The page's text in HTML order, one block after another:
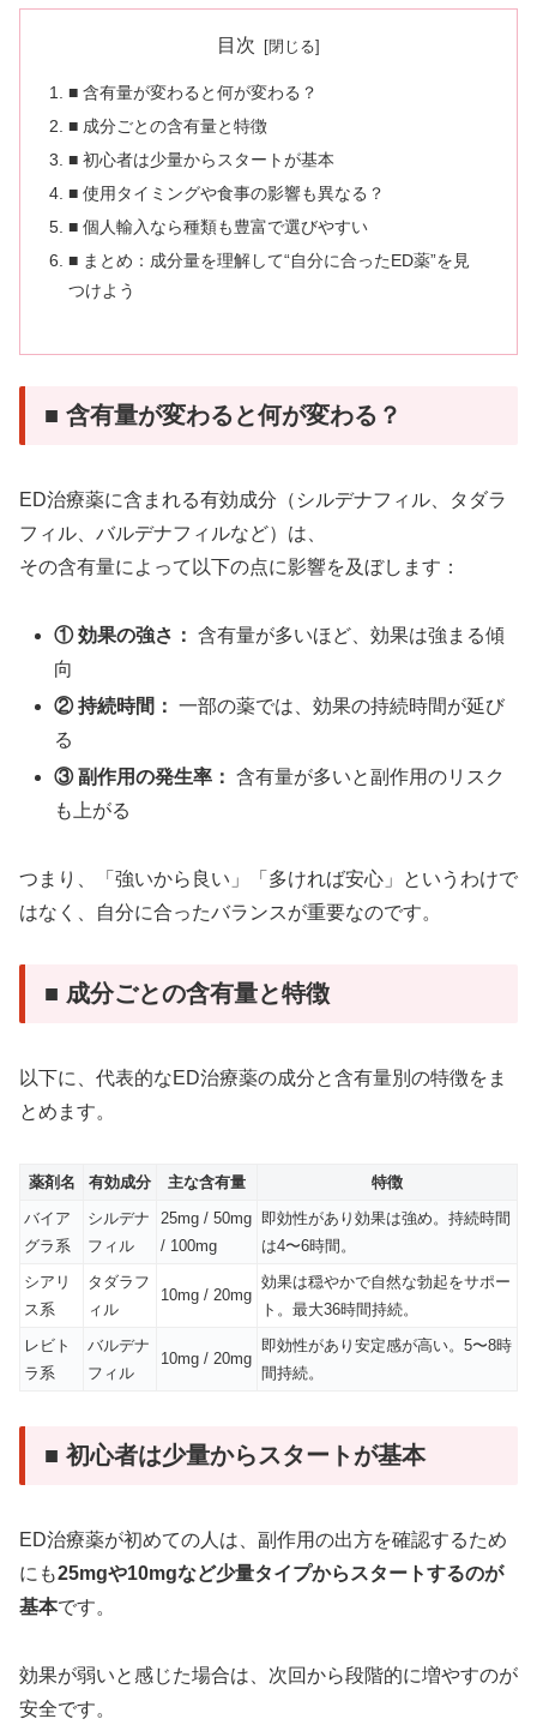
目次
■ 含有量が変わると何が変わる？
■ 成分ごとの含有量と特徴
■ 初心者は少量からスタートが基本
■ 使用タイミングや食事の影響も異なる？
■ 個人輸入なら種類も豊富で選びやすい
■ まとめ：成分量を理解して“自分に合ったED薬”を見
つけよう
■ 含有量が変わると何が変わる？
ED治療薬に含まれる有効成分（シルデナフィル、タダラ
フィル、バルデナフィルなど）は、
その含有量によって以下の点に影響を及ぼします：
① 効果の強さ： 含有量が多いほど、効果は強まる傾
向
② 持続時間： 一部の薬では、効果の持続時間が延び
る
③ 副作用の発生率： 含有量が多いと副作用のリスク
も上がる
つまり、「強いから良い」「多ければ安心」というわけで
はなく、自分に合ったバランスが重要なのです。
■ 成分ごとの含有量と特徴
以下に、代表的なED治療薬の成分と含有量別の特徴をま
とめます。
薬剤名 有効成分 主な含有量
特徴
バイア
グラ系
シルデナ
フィル
25mg / 50mg
/ 100mg
即効性があり効果は強め。持続時間
は4〜6時間。
シアリ
ス系
タダラフ
ィル
10mg / 20mg
効果は穏やかで自然な勃起をサポー
ト。最大36時間持続。
レビト
ラ系
バルデナ
フィル
10mg / 20mg
即効性があり安定感が高い。5〜8時
間持続。
■ 初心者は少量からスタートが基本
ED治療薬が初めての人は、副作用の出方を確認するため
にも25mgや10mgなど少量タイプからスタートするのが
基本です。
効果が弱いと感じた場合は、次回から段階的に増やすのが
安全です。